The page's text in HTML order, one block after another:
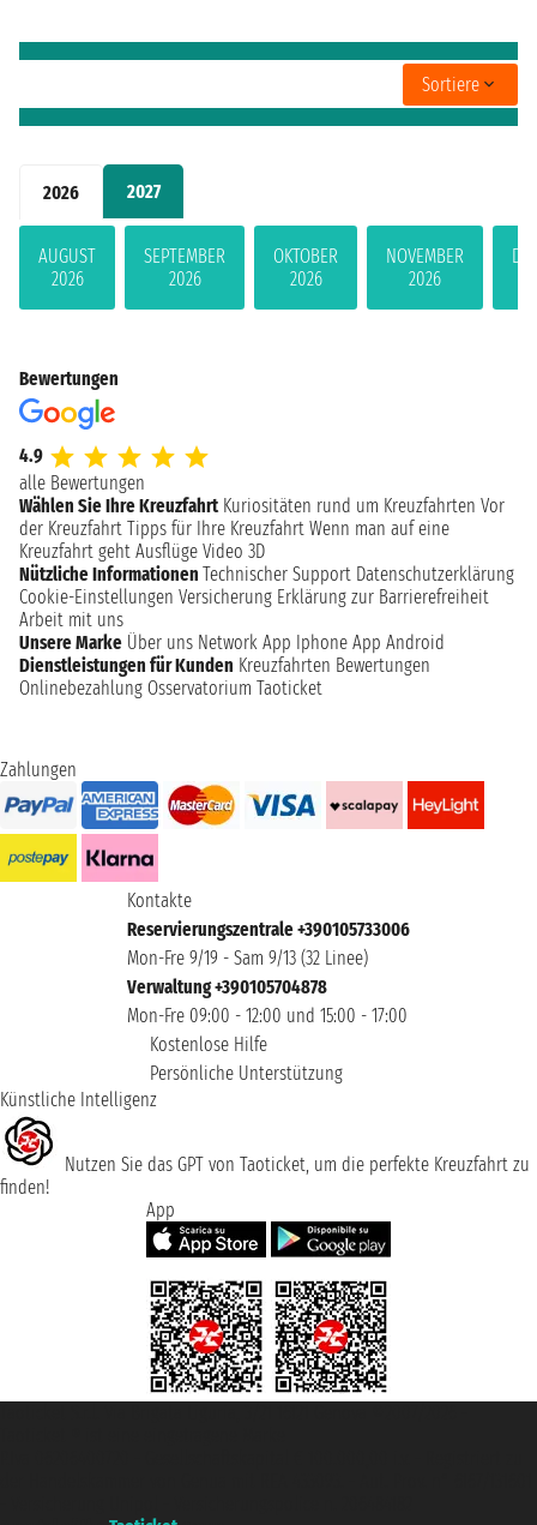
2026 2027
AUGUST
2026
SEPTEMBER
2026
OKTOBER
2026
NOVEMBER
2026
Sortiere
Bewertungen
4.9
alle Bewertungen
Wählen Sie Ihre Kreuzfahrt Kuriositäten rund um Kreuzfahrten Vor
der Kreuzfahrt Tipps für Ihre Kreuzfahrt Wenn man auf eine
Kreuzfahrt geht Ausflüge Video 3D
Nützliche Informationen Technischer Support Datenschutzerklärung
Cookie-Einstellungen Versicherung Erklärung zur Barrierefreiheit
Arbeit mit uns
Unsere Marke Über uns Network App Iphone App Android
Dienstleistungen für Kunden Kreuzfahrten Bewertungen
Onlinebezahlung Osservatorium Taoticket
Zahlungen
Kontakte
Reservierungszentrale +390105733006
Mon-Fre 9/19 - Sam 9/13 (32 Linee)
Verwaltung +390105704878
Mon-Fre 09:00 - 12:00 und 15:00 - 17:00
Kostenlose Hilfe
Persönliche Unterstützung
Künstliche Intelligenz
Nutzen Sie das GPT von Taoticket, um die perfekte Kreuzfahrt zu
finden!
App